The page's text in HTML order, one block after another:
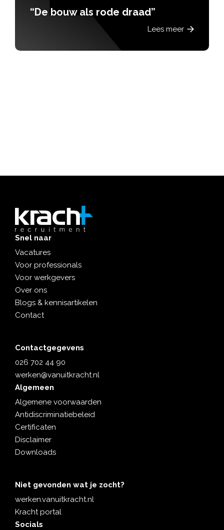
“De bouw als rode draad”
Lees meer
Snel naar
Vacatures
Voor professionals
Voor werkgevers
Over ons
Blogs & kennisartikelen
Contact
Contactgegevens
026 702 44 90
werken@vanuitkracht.nl
Algemeen
Algemene voorwaarden
Antidiscriminatiebeleid
Certificaten
Disclaimer
Downloads
Niet gevonden wat je zocht?
werken.vanuitkracht.nl
Kracht portal
Socials